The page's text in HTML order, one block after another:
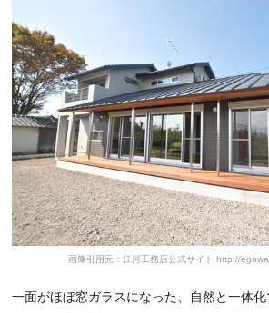
画像引用元：江河工務店公式サイト http://
一面がほぼ窓ガラスになった、自然と一体